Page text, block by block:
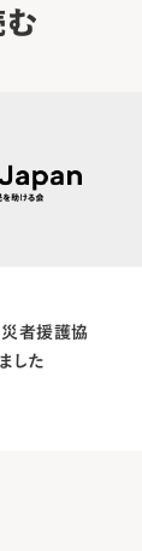
む
者援護協
した